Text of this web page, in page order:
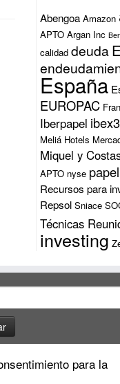
Abengoa Amazon
APTO Argan Inc
calidad deuda
España
EUROPAC
Iberpapel
Meliá Hotels
Miquel y
APTO nyse papel
Recursos para
Repsol Sniace
Técnicas
investing
para la